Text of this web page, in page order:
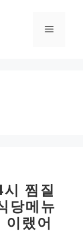
메
찜질
당메뉴
랬어